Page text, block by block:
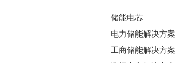
储能电芯
电力储能解决方案
工商储能解决方案